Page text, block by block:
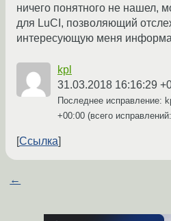
ничего понятного не нашел,
для LuCI, позволяющий
интересующую меня
kpl
31.03.2018 16:16:29
Последнее исправление:
+00:00 (всего
Ссылка
←